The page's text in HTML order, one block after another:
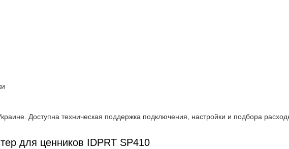
Доступна техническая поддержка подключения, настройки и подбора
для ценников IDPRT SP410